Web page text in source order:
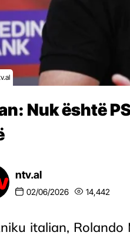
Nuk është
ntv.al
02/06/2026 14,442
italian,